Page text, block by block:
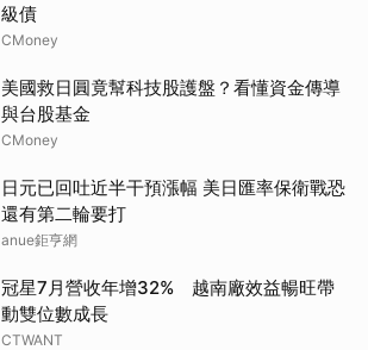
級債
CMoney
美國救日圓竟幫科技股護盤？看懂資金傳導
與台股基金
CMoney
日元已回吐近半干預漲幅 美日匯率保衛戰恐
還有第二輪要打
anue鉅亨網
冠星7月營收年增32% 越南廠效益暢旺帶
動雙位數成長
CTWANT